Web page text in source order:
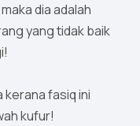
dia adalah
yang tidak baik
fasiq ini
kufur!